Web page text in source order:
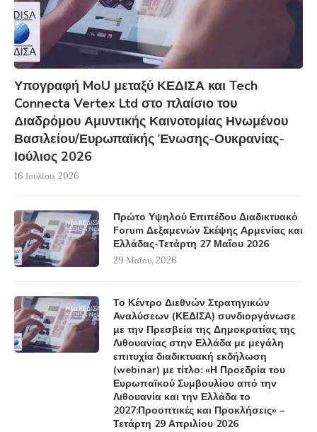
Υπογραφή MoU μεταξύ ΚΕΔΙΣΑ και Tech
Connecta Vertex Ltd στο πλαίσιο του
Διαδρόμου Αμυντικής Καινοτομίας Ηνωμένου
Βασιλείου/Ευρωπαϊκής Ένωσης-Ουκρανίας-
Ιούλιος 2026
16 Ιουλίου, 2026
Πρώτο Υψηλού Επιπέδου Διαδικτυακό
Forum Δεξαμενών Σκέψης Αρμενίας και
Ελλάδας-Τετάρτη 27 Μαΐου 2026
29 Μαΐου, 2026
Το Κέντρο Διεθνών Στρατηγικών
Αναλύσεων (ΚΕΔΙΣΑ) συνδιοργάνωσε
με την Πρεσβεία της Δημοκρατίας της
Λιθουανίας στην Ελλάδα με μεγάλη
επιτυχία διαδικτυακή εκδήλωση
(webinar) με τίτλο: «Η Προεδρία του
Ευρωπαϊκού Συμβουλίου από την
Λιθουανία και την Ελλάδα το
2027:Προοπτικές και Προκλήσεις» –
Τετάρτη 29 Απριλίου 2026